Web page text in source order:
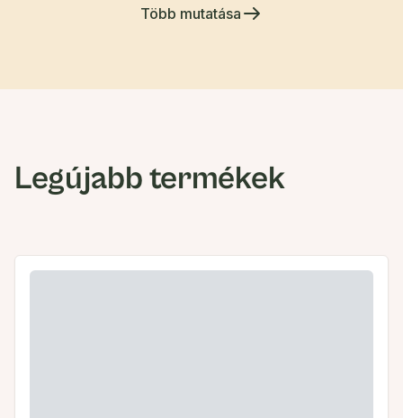
Több mutatása
Legújabb termékek